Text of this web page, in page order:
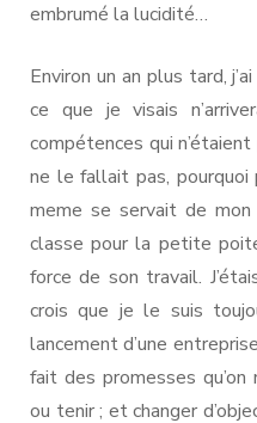
embrumé la lucidité…
Environ un an plus tard,
ce que je visais
compétences qui n’étaient
ne le fallait pas,
meme se servait de mon
classe pour la petite
force de son travail.
crois que je le suis
lancement d’une
fait des promesses
ou tenir ; et changer